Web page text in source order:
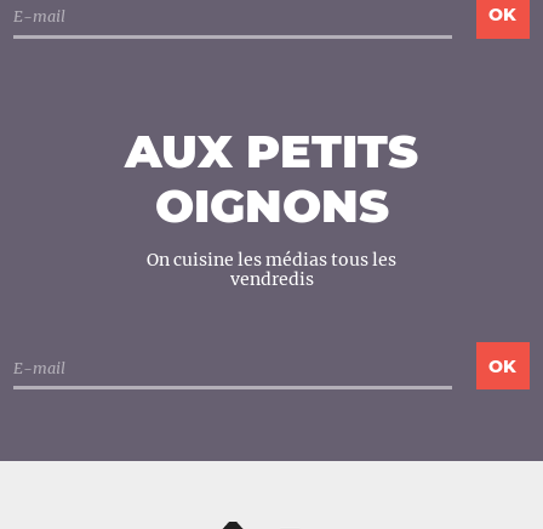
AUX PETITS
OIGNONS
On cuisine les médias tous les
vendredis